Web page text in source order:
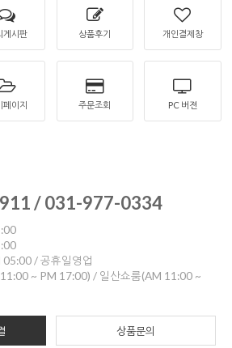
게시판 상품후기 개인결제창
페이지 주문조회 PC 버젼
/ 031-977-0334
/ 공휴일영업
~ PM 17:00) / 일산쇼룸(AM 11:00 ~
상품문의